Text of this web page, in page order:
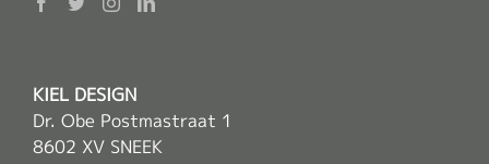
KIEL DESIGN
Dr. Obe Postmastraat 1
8602 XV SNEEK